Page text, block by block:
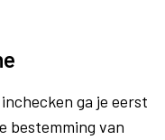
ga je eerst
bestemming van